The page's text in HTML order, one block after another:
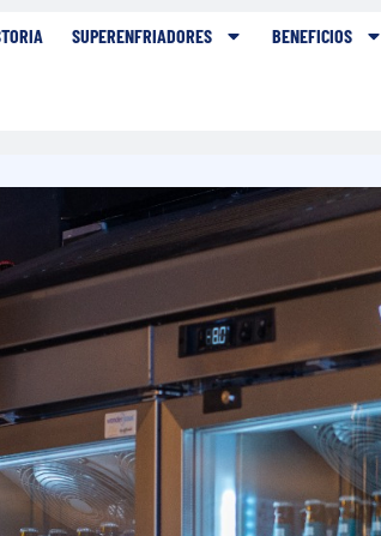
SUPERENFRIADORES BENEFICIOS